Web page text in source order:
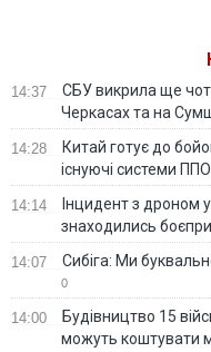
14:37
СБУ викрила ще
Черкасах та на
14:28
Китай готує до
існуючі системи
14:14
Інцидент з дроном
знаходились
14:07 Сибіга: Ми
0
14:00
Будівництво 15
можуть коштувати